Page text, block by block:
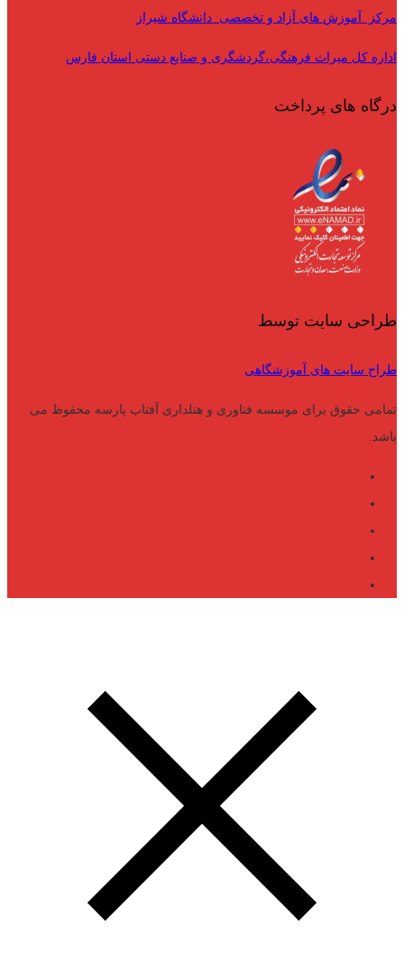
مرکز آموزش های آزاد و تخصصی دانشگاه شیراز
اداره کل میراث فرهنگی،گردشگری و صنایع دستی استان فارس
درگاه های پرداخت
طراحی سایت توسط
طراح سایت های آموزشگاهی
تمامی حقوق برای موسسه فناوری و هتلداری آفتاب پارسه محفوظ می
باشد.